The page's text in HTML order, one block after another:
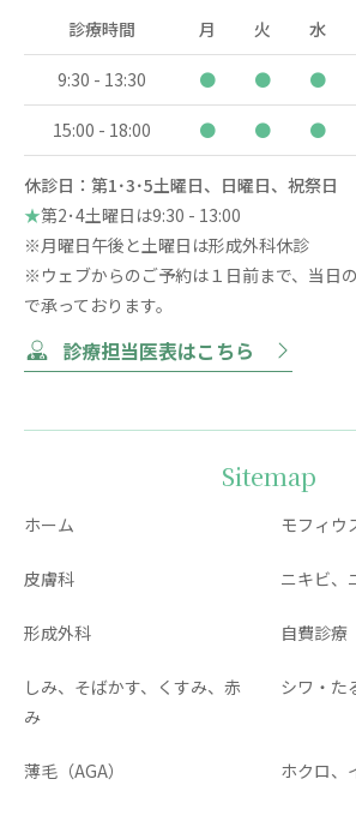
診療時間 月 火 水
9:30 - 13:30 ● ● ●
15:00 - 18:00 ● ● ●
休診日：第1･3･5土曜日、日曜日、祝祭日
★第2･4土曜日は9:30 - 13:00
※月曜日午後と土曜日は形成外科休診
※ウェブからのご予約は１日前まで、当日
で承っております。
診療担当医表はこちら
Sitemap
ホーム モフィ
皮膚科 ニキビ、
形成外科 自費診療
しみ、そばかす、くすみ、赤
み
シワ・た
薄毛（AGA） ホクロ、